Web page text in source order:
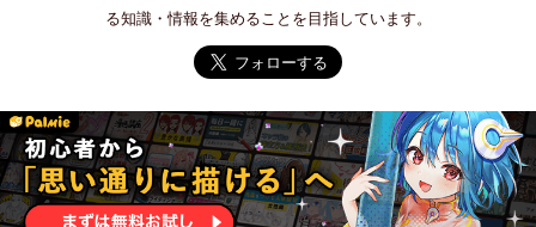
る知識・情報を集めることを目指しています。